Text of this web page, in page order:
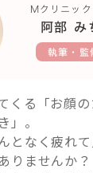
Mクリニッ
阿部 み
執筆・監
くる「お顔
」。
となく疲れ
りませんか？